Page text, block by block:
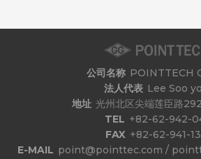
公司名称 POINTTECH
法人代表 Lee Soo
地址 光州北区尖端莲臣路
TEL +82-62-942-
FAX +82-62-941-
E-MAIL point@pointtec.com /